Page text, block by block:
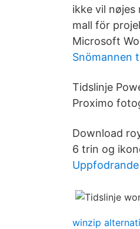
ikke vil nøjes
mall för
Microsoft
Snömannen
Tidslinje
Proximo
Download
6 trin og
Uppfodrande
winzip